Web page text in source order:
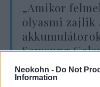
Neokohn - Do Not
Information
„Amikor
olyasmi zajlik
Samsung
Valamint